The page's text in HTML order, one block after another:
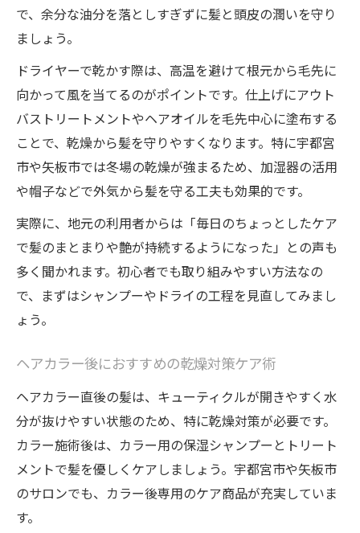
で、余分な油分を落としすぎずに髪と頭皮の潤いを守り
ましょう。
ドライヤーで乾かす際は、高温を避けて根元から毛先に
向かって風を当てるのがポイントです。仕上げにアウト
バストリートメントやヘアオイルを毛先中心に塗布する
ことで、乾燥から髪を守りやすくなります。特に宇都宮
市や矢板市では冬場の乾燥が強まるため、加湿器の活用
や帽子などで外気から髪を守る工夫も効果的です。
実際に、地元の利用者からは「毎日のちょっとしたケア
で髪のまとまりや艶が持続するようになった」との声も
多く聞かれます。初心者でも取り組みやすい方法なの
で、まずはシャンプーやドライの工程を見直してみまし
ょう。
ヘアカラー後におすすめの乾燥対策ケア術
ヘアカラー直後の髪は、キューティクルが開きやすく水
分が抜けやすい状態のため、特に乾燥対策が必要です。
カラー施術後は、カラー用の保湿シャンプーとトリート
メントで髪を優しくケアしましょう。宇都宮市や矢板市
のサロンでも、カラー後専用のケア商品が充実していま
す。